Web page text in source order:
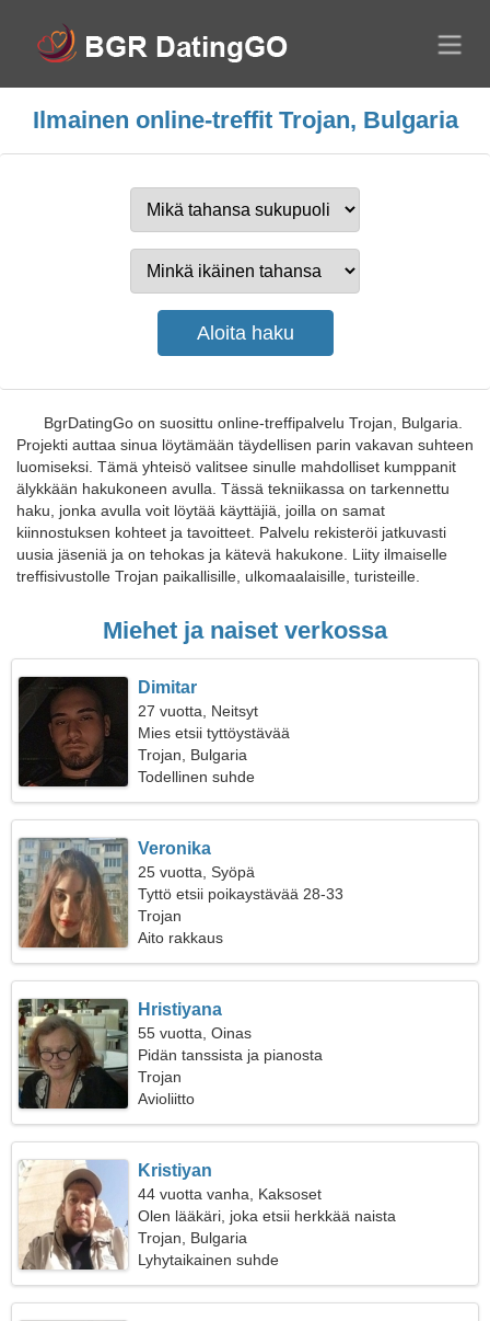
Ilmainen online-treffit Trojan, Bulgaria
BgrDatingGo on suosittu online-treffipalvelu Trojan, Bulgaria.
Projekti auttaa sinua löytämään täydellisen parin vakavan suhteen
luomiseksi. Tämä yhteisö valitsee sinulle mahdolliset kumppanit
älykkään hakukoneen avulla. Tässä tekniikassa on tarkennettu
haku, jonka avulla voit löytää käyttäjiä, joilla on samat
kiinnostuksen kohteet ja tavoitteet. Palvelu rekisteröi jatkuvasti
uusia jäseniä ja on tehokas ja kätevä hakukone. Liity ilmaiselle
treffisivustolle Trojan paikallisille, ulkomaalaisille, turisteille.
Miehet ja naiset verkossa
Dimitar
27 vuotta, Neitsyt
Mies etsii tyttöystävää
Trojan, Bulgaria
Todellinen suhde
Veronika
25 vuotta, Syöpä
Tyttö etsii poikaystävää 28-33
Trojan
Aito rakkaus
Hristiyana
55 vuotta, Oinas
Pidän tanssista ja pianosta
Trojan
Avioliitto
Kristiyan
44 vuotta vanha, Kaksoset
Olen lääkäri, joka etsii herkkää naista
Trojan, Bulgaria
Lyhytaikainen suhde